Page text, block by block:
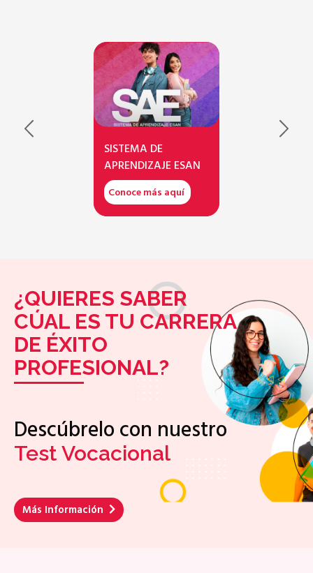
SISTEMA DE
APRENDIZAJE ESAN
Conoce más aquí
¿QUIERES SABER
CÚAL ES TU CARRERA
DE ÉXITO
PROFESIONAL?
Descúbrelo con nuestro
Test Vocacional
Más Información